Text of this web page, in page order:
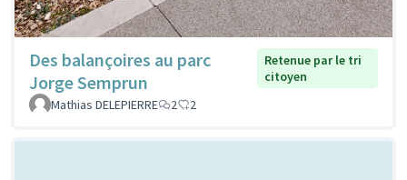
Des balançoires au parc
Jorge Semprun
Retenue par le tri
citoyen
Mathias DELEPIERRE
2 2